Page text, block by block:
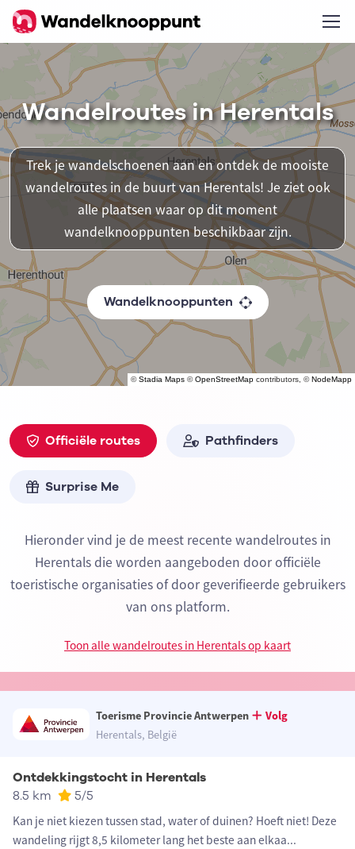
©Stadia Maps ©OpenStreetMap contributors, ©NodeMapp
Wandelroutes in Herentals
Trek je wandelschoenen aan en ontdek de mooiste
wandelroutes in de buurt van Herentals! Je ziet ook
alle plaatsen waar op dit moment
wandelknooppunten beschikbaar zijn.
Wandelknooppunten
Officiële routes Pathfinders
Surprise Me
Hieronder vind je de meest recente wandelroutes in
Herentals die worden aangeboden door officiële
toeristische organisaties of door geverifieerde gebruikers
van ons platform.
Toon alle wandelroutes in Herentals op kaart
Toerisme Provincie Antwerpen
Volg
Herentals, België
Ontdekkingstocht in Herentals
8.5 km 5/5
Kan je niet kiezen tussen stad, water of duinen? Hoeft niet! Deze
wandeling rijgt 8,5 kilometer lang het beste aan elkaa...